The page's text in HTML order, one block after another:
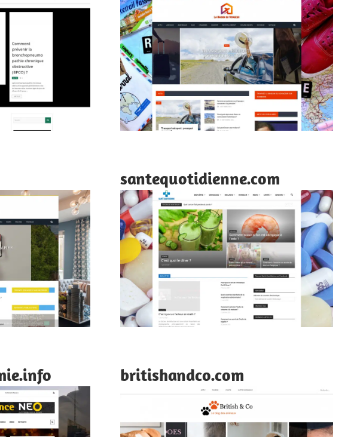
santequotidienne.com
britishandco.com